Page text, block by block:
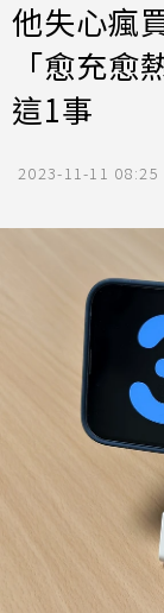
他失心瘋
「愈充
這1事
2023-11-11 08:25